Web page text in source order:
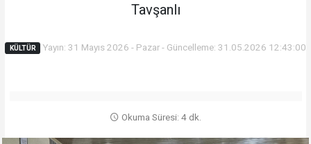
Tavşanlı
KÜLTÜR Yayın: 31 Mayıs 2026 - Pazar - Güncelleme: 31.05.2026 12:43:00
Okuma Süresi: 4 dk.